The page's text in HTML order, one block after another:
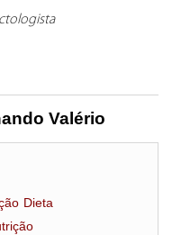
Valério
Dieta